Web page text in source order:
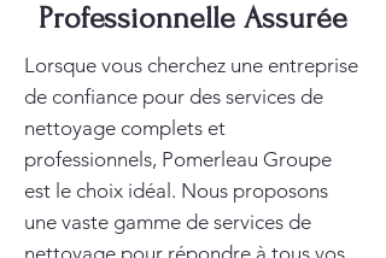
Professionnelle Assurée
Lorsque vous cherchez une entreprise
de confiance pour des services de
nettoyage complets et
professionnels, Pomerleau Groupe
est le choix idéal. Nous proposons
une vaste gamme de services de
nettoyage pour répondre à tous vos